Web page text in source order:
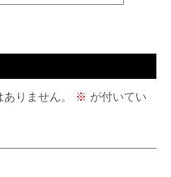
りません。 ※ が付いてい